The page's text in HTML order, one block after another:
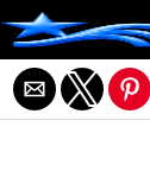
Salir de la